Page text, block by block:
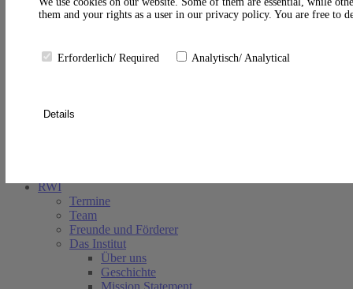
Suche schließen
RWI
Termine
Team
Freunde und Förderer
Das Institut
Über uns
Geschichte
Mission Statement
them and your rights as a user in our privacy policy. You are free to
Erforderlich/ Required Analytisch/ Analytical
Details